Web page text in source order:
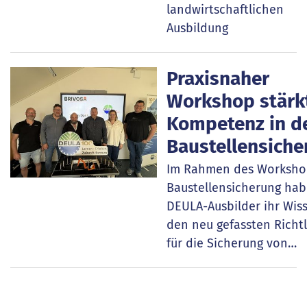
landwirtschaftlichen
Ausbildung
Praxisnaher
Workshop
Kompetenz in
Im Rahmen des
Baustellensicherung
DEULA-Ausbilder ihr
den neu gefassten
für die Sicherung von…